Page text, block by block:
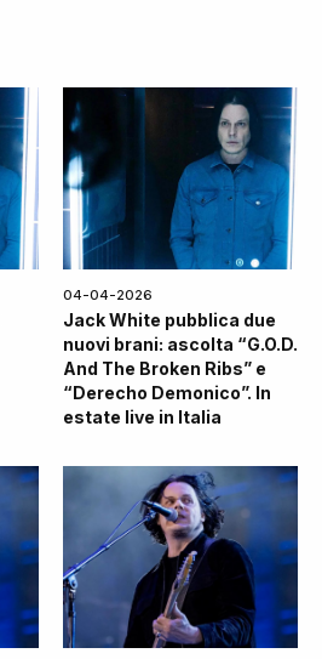
04-04-2026
Jack White pubblica due
nuovi brani: ascolta “G.O.D.
And The Broken Ribs” e
“Derecho Demonico”. In
estate live in Italia